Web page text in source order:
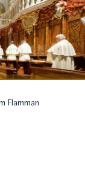
Flamman